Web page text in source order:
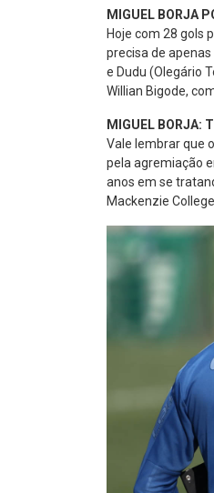
MIGUEL BORJA
Hoje com 28 gols
precisa de
e Dudu (Olegário
Willian Bigode,
MIGUEL BORJA:
Vale lembrar que
pela agremiação
anos em se
Mackenzie